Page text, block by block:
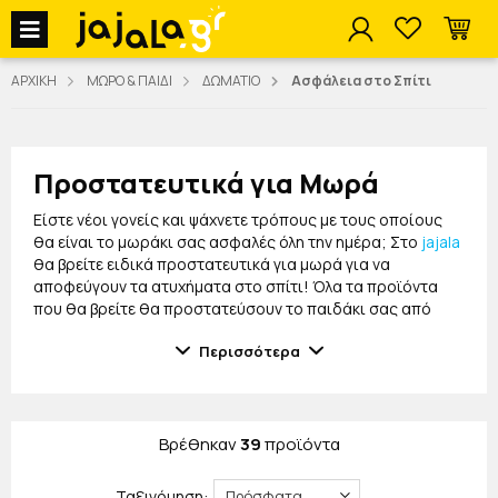
jajala Menu
ΑΡΧΙΚΗ ΜΩΡΟ & ΠΑΙΔΙ ΔΩΜΑΤΙΟ Ασφάλεια στο Σπίτι
Προστατευτικά για Μωρά
Είστε νέοι γονείς και ψάχνετε τρόπους με τους οποίους
θα είναι το μωράκι σας ασφαλές όλη την ημέρα; Στο jajala
θα βρείτε ειδικά προστατευτικά για μωρά για να
αποφεύγουν τα ατυχήματα στο σπίτι! Όλα τα προϊόντα
που θα βρείτε θα προστατεύσουν το παιδάκι σας από
Μεταξύ άλλων θα βρείτε διάφορα προστατευτικά για
επιγονατίδες για να προστατέψουν τα γονατάκια του στο
μπουσούλημα, αλλά και προστατευτικά κεφαλιού.
Περισσότερα
Βρέθηκαν39προϊόντα